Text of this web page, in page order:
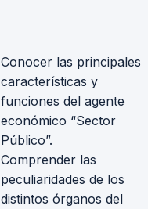
Conocer las principales
características y
funciones del agente
económico “Sector
Público”.
Comprender las
peculiaridades de los
distintos órganos del